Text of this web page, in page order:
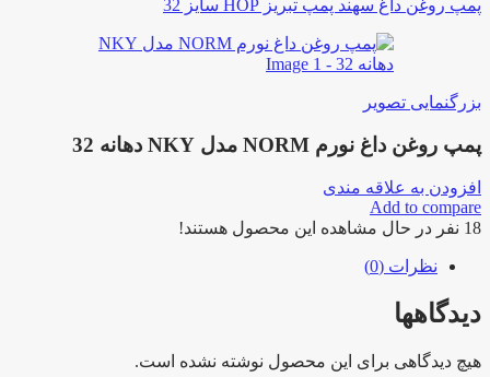
پمپ روغن داغ سهند پمپ تبریز HOP سایز 32
بزرگنمایی تصویر
پمپ روغن داغ نورم NORM مدل NKY دهانه 32
افزودن به علاقه مندی
Add to compare
18 نفر در حال مشاهده این محصول هستند!
نظرات (0)
دیدگاهها
هیچ دیدگاهی برای این محصول نوشته نشده است.